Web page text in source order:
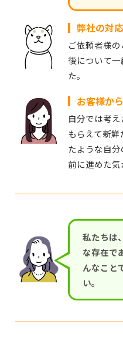
弊社の対応
ご依頼者様
後について
た。
お客様か
自分では考
もらえて新
たような自
前に進めた気
私たちは
な存在で
んなこと
い。